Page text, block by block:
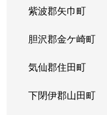
紫波郡矢巾町
胆沢郡金ケ崎町
気仙郡住田町
下閉伊郡山田町